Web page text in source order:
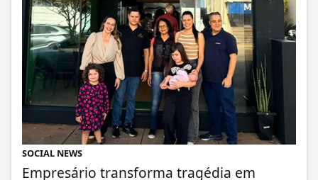
SOCIAL NEWS
Empresário transforma tragédia em